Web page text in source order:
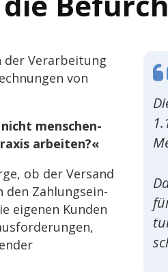
der Verar­bei­tung
von
menschen­
arbeiten?«
ob der Versand
den Zahlungs­ein­
eige­nen Kunden